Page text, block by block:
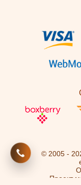
© 2005 -
Проект